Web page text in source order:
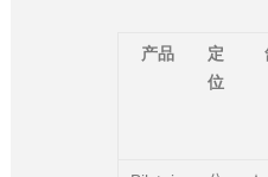
产品
定
位